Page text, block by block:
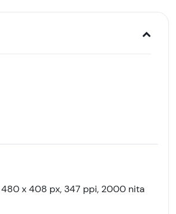
480 x 408 px, 347 ppi, 2000 nita